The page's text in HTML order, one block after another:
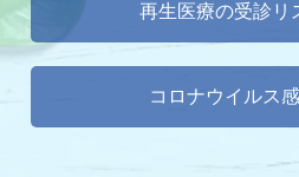
再生医療の受診リ
コロナウイルス